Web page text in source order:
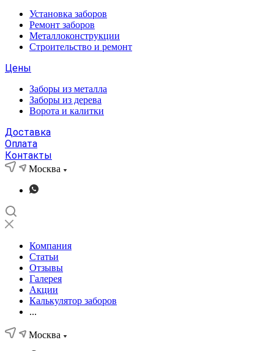
Установка заборов
Ремонт заборов
Металлоконструкции
Строительство и ремонт
Цены
Заборы из металла
Заборы из дерева
Ворота и калитки
Доставка
Оплата
Контакты
Москва
Компания
Статьи
Отзывы
Галерея
Акции
Калькулятор заборов
...
Москва